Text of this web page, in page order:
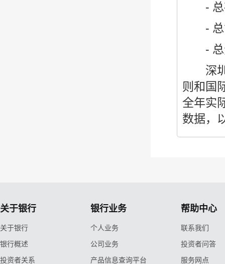
- 总
- 总
- 总
深圳
则和国
全年实
数据，
关于银行
关于银行
银行概述
投资者关系
银行业务
个人业务
公司业务
产品信息查询平台
帮助中心
联系我们
投资者问答
服务网点